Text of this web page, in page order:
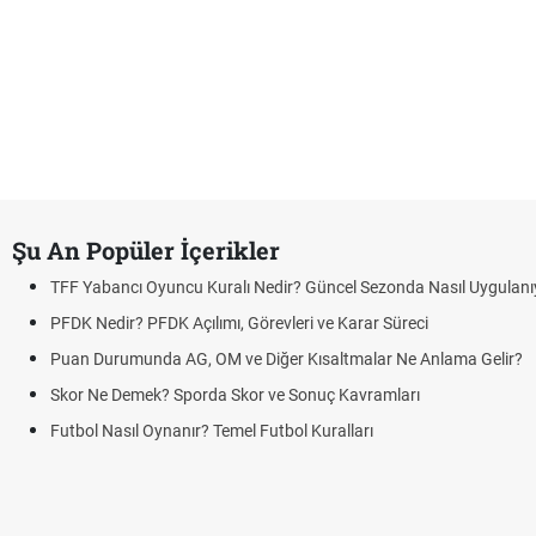
Şu An Popüler İçerikler
TFF Yabancı Oyuncu Kuralı Nedir? Güncel Sezonda Nasıl
PFDK Nedir? PFDK Açılımı, Görevleri ve Karar Süreci
Puan Durumunda AG, OM ve Diğer Kısaltmalar Ne Anlama Gelir?
Skor Ne Demek? Sporda Skor ve Sonuç Kavramları
Futbol Nasıl Oynanır? Temel Futbol Kuralları